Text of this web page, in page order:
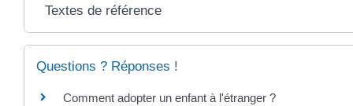
Textes de référence
Questions ? Réponses !
Comment adopter un enfant à l'étranger ?